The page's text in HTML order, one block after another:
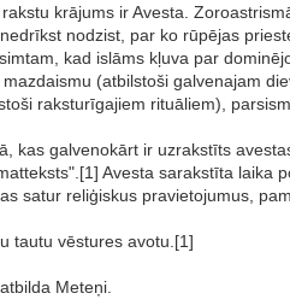
krājums ir Avesta.
nodzist, par ko rūpējas
kad islāms kļuva par
(atbilstoši galvenajam
raksturīgajiem rituāliem),
kas galvenokārt ir uzrakstīts
Avesta sarakstīta
satur reliģiskus pravietojumus,
tautu vēstures avotu.[1]
Meteņi.